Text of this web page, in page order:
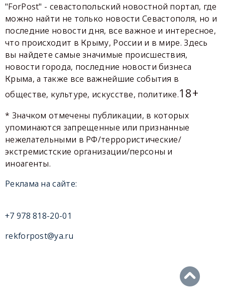
"ForPost" - севастопольский новостной портал, где
можно найти не только новости Севастополя, но и
последние новости дня, все важное и интересное,
что происходит в Крыму, России и в мире. Здесь
вы найдете самые значимые происшествия,
новости города, последние новости бизнеса
Крыма, а также все важнейшие события в
обществе, культуре, искусстве, политике.18+
* Значком отмечены публикации, в которых
упоминаются запрещенные или признанные
нежелательными в РФ/террористические/
экстремистские организации/персоны и
иноагенты.
Реклама на сайте:
+7 978 818-20-01
rekforpost@ya.ru